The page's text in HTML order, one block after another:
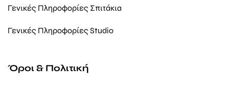
Γενικές Πληροφορίες Σπιτάκια
Γενικές Πληροφορίες Studio
Όροι & Πολιτική